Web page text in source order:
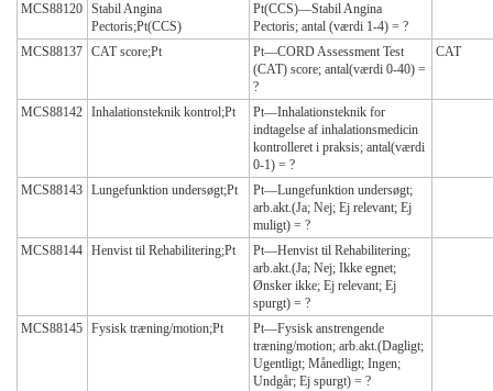
MCS88120 Stabil Angina
Pectoris;Pt(CCS)
Pt(CCS)—Stabil Angina
Pectoris; antal (værdi 1-4) = ?
MCS88137 CAT score;Pt
Pt—CORD Assessment Test
(CAT) score; antal(værdi 0-40) =
?
CAT
MCS88142 Inhalationsteknik kontrol;Pt
Pt—Inhalationsteknik for
indtagelse af inhalationsmedicin
kontrolleret i praksis; antal(værdi
0-1) = ?
MCS88143 Lungefunktion undersøgt;Pt
Pt—Lungefunktion undersøgt;
arb.akt.(Ja; Nej; Ej relevant; Ej
muligt) = ?
MCS88144 Henvist til Rehabilitering;Pt
Pt—Henvist til Rehabilitering;
arb.akt.(Ja; Nej; Ikke egnet;
Ønsker ikke; Ej relevant; Ej
spurgt) = ?
MCS88145 Fysisk træning/motion;Pt
Pt—Fysisk anstrengende
træning/motion; arb.akt.(Dagligt;
Ugentligt; Månedligt; Ingen;
Undgår; Ej spurgt) = ?